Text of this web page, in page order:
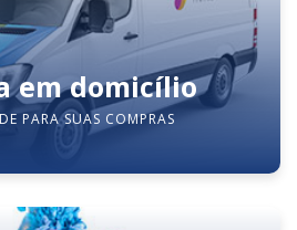
em domicílio
PARA SUAS COMPRAS